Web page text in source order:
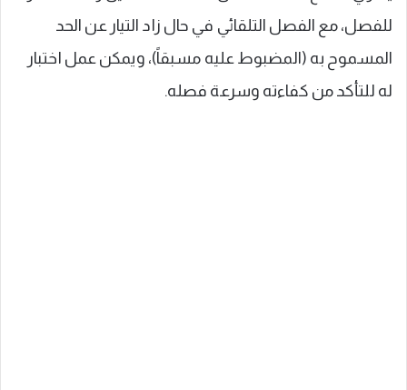
للفصل، مع الفصل التلقائي في حال زاد التيار عن الحد
المسموح به (المضبوط عليه مسبقاً)، ويمكن عمل اختبار
له للتأكد من كفاءته وسرعة فصله.